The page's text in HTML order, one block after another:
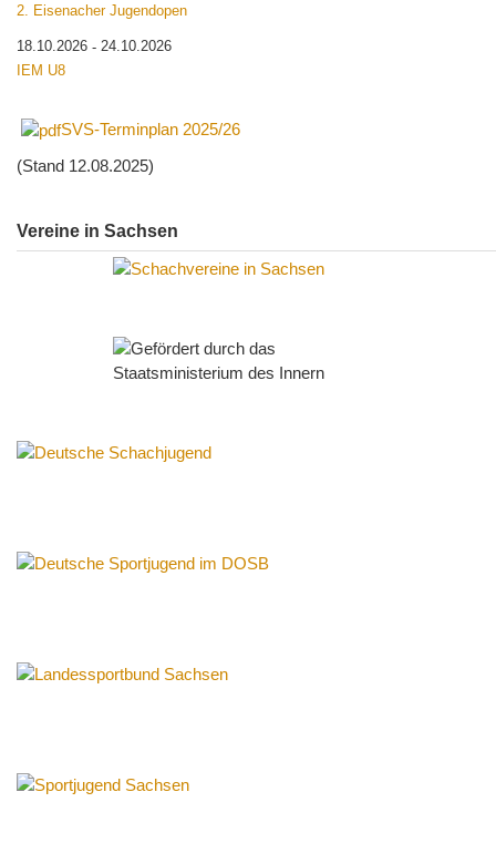
2. Eisenacher Jugendopen
18.10.2026 - 24.10.2026
IEM U8
SVS-Terminplan 2025/26
(Stand 12.08.2025)
Vereine in Sachsen